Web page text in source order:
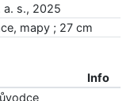
a. s., 2025
mapy ; 27 cm
Info